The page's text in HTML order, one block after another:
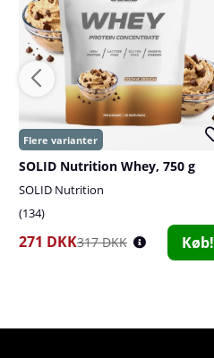
SOLID Nutrition Whey, 750 g
SOLID Nutrition
134
271 DKK317 DKK Køb!